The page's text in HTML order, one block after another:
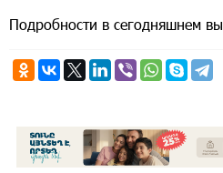
Подробности в сегодняшнем